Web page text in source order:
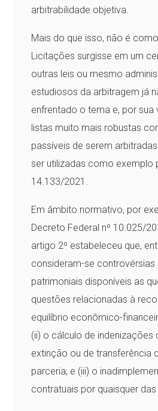
arbitrabilidade objetiva.
Mais do que isso, não é
Licitações surgisse em um
outras leis ou mesmo
estudiosos da arbitragem já
enfrentado o tema e, por sua
listas muito mais robustas
passíveis de serem
ser utilizadas como exemplo
14.133/2021.
Em âmbito normativo, por
Decreto Federal nº 10.025/
artigo 2º estabeleceu que,
consideram-se controvérsias
patrimoniais disponíveis as
questões relacionadas à
equilíbrio econômico-
(ii) o cálculo de indenizações
extinção ou de transferência
parceria; e (iii) o
contratuais por quaisquer